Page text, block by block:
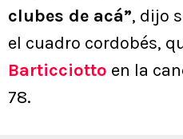
clubes de acá”, dijo
el cuadro cordobés,
Barticciotto en la
78.